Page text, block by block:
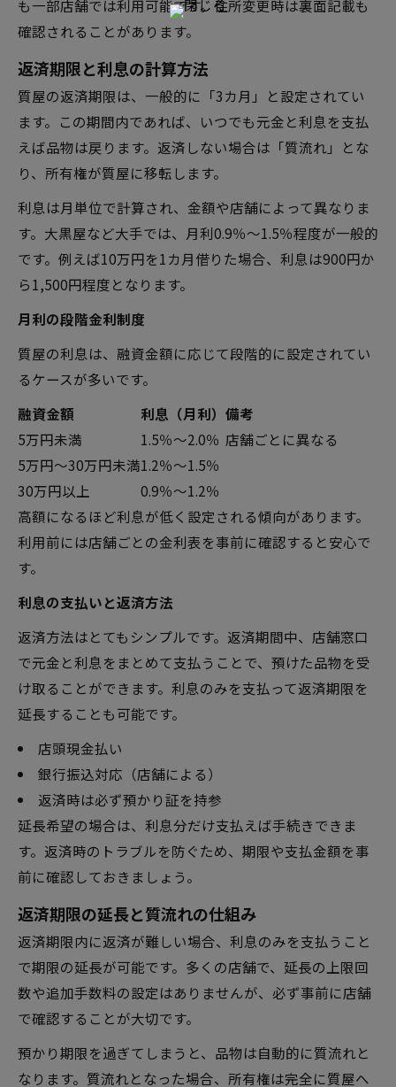
も一部店舗では利用可能です。住所変更時は裏面記載も
確認されることがあります。
返済期限と利息の計算方法
質屋の返済期限は、一般的に「3カ月」と設定されてい
ます。この期間内であれば、いつでも元金と利息を支払
えば品物は戻ります。返済しない場合は「質流れ」とな
り、所有権が質屋に移転します。
利息は月単位で計算され、金額や店舗によって異なりま
す。大黒屋など大手では、月利0.9％～1.5％程度が一般的
です。例えば10万円を1カ月借りた場合、利息は900円か
ら1,500円程度となります。
月利の段階金利制度
質屋の利息は、融資金額に応じて段階的に設定されてい
るケースが多いです。
融資金額
利息（月利） 備考
5万円未満
1.5％～2.0％ 店舗ごとに異なる
5万円～30万円未満1.2％～1.5％
30万円以上
0.9％～1.2％
高額になるほど利息が低く設定される傾向があります。
利用前には店舗ごとの金利表を事前に確認すると安心で
す。
利息の支払いと返済方法
返済方法はとてもシンプルです。返済期間中、店舗窓口
で元金と利息をまとめて支払うことで、預けた品物を受
け取ることができます。利息のみを支払って返済期限を
延長することも可能です。
店頭現金払い
銀行振込対応（店舗による）
返済時は必ず預かり証を持参
延長希望の場合は、利息分だけ支払えば手続きできま
す。返済時のトラブルを防ぐため、期限や支払金額を事
前に確認しておきましょう。
返済期限の延長と質流れの仕組み
返済期限内に返済が難しい場合、利息のみを支払うこと
で期限の延長が可能です。多くの店舗で、延長の上限回
数や追加手数料の設定はありませんが、必ず事前に店舗
で確認することが大切です。
預かり期限を過ぎてしまうと、品物は自動的に質流れと
なります。質流れとなった場合、所有権は完全に質屋へ